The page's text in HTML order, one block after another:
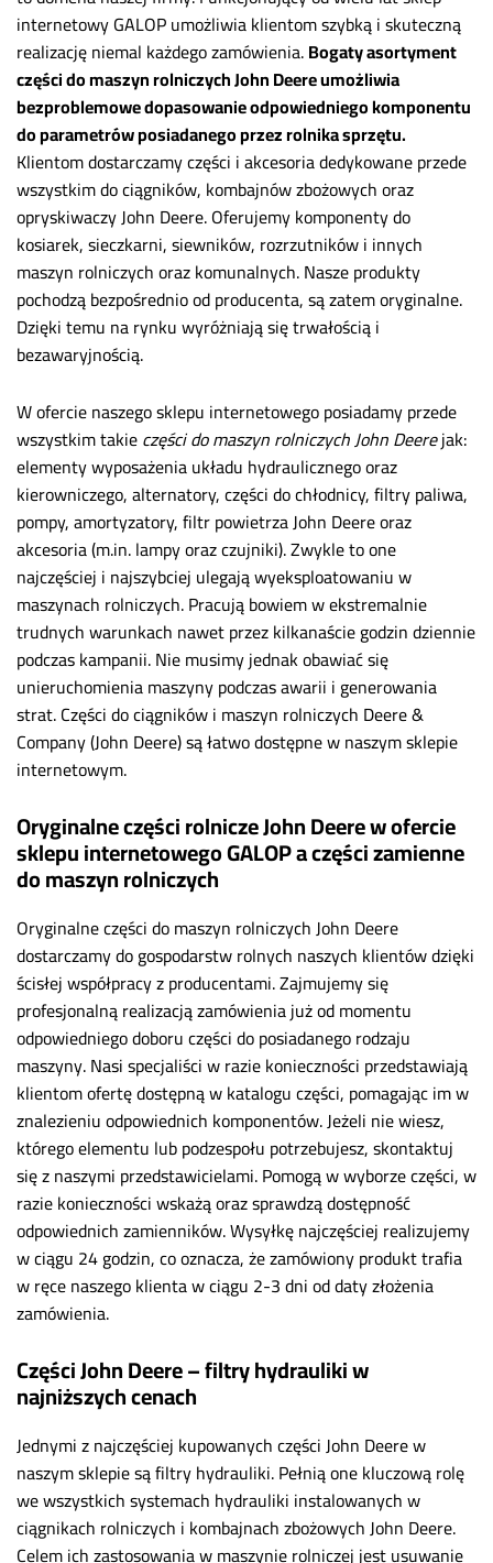
internetowy GALOP umożliwia klientom szybką i skuteczną
realizację niemal każdego zamówienia.Bogaty asortyment
części do maszyn rolniczych John Deere umożliwia
bezproblemowe dopasowanie odpowiedniego komponentu
do parametrów posiadanego przez rolnika sprzętu.
Klientom dostarczamy części i akcesoria dedykowane przede
wszystkim do ciągników, kombajnów zbożowych oraz
opryskiwaczy John Deere. Oferujemy komponenty do
kosiarek, sieczkarni, siewników, rozrzutników i innych
maszyn rolniczych oraz komunalnych. Nasze produkty
pochodzą bezpośrednio od producenta, są zatem oryginalne.
Dzięki temu na rynku wyróżniają się trwałością i
bezawaryjnością.
W ofercie naszego sklepu internetowego posiadamy przede
wszystkim takieczęści do maszyn rolniczych John Deerejak:
elementy wyposażenia układu hydraulicznego oraz
kierowniczego, alternatory, części do chłodnicy, filtry paliwa,
pompy, amortyzatory, filtr powietrza John Deere oraz
akcesoria (m.in. lampy oraz czujniki). Zwykle to one
najczęściej i najszybciej ulegają wyeksploatowaniu w
maszynach rolniczych. Pracują bowiem w ekstremalnie
trudnych warunkach nawet przez kilkanaście godzin dziennie
podczas kampanii. Nie musimy jednak obawiać się
unieruchomienia maszyny podczas awarii i generowania
strat. Części do ciągników i maszyn rolniczych Deere &
Company (John Deere) są łatwo dostępne w naszym sklepie
internetowym.
Oryginalne części rolnicze John Deere w ofercie
sklepu internetowego GALOP a części zamienne
do maszyn rolniczych
Oryginalne części do maszyn rolniczych John Deere
dostarczamy do gospodarstw rolnych naszych klientów dzięki
ścisłej współpracy z producentami. Zajmujemy się
profesjonalną realizacją zamówienia już od momentu
odpowiedniego doboru części do posiadanego rodzaju
maszyny. Nasi specjaliści w razie konieczności przedstawiają
klientom ofertę dostępną w katalogu części, pomagając im w
znalezieniu odpowiednich komponentów. Jeżeli nie wiesz,
którego elementu lub podzespołu potrzebujesz, skontaktuj
się z naszymi przedstawicielami. Pomogą w wyborze części, w
razie konieczności wskażą oraz sprawdzą dostępność
odpowiednich zamienników. Wysyłkę najczęściej realizujemy
w ciągu 24 godzin, co oznacza, że zamówiony produkt trafia
w ręce naszego klienta w ciągu 2-3 dni od daty złożenia
zamówienia.
Części John Deere – filtry hydrauliki w
najniższych cenach
Jednymi z najczęściej kupowanych części John Deere w
naszym sklepie są filtry hydrauliki. Pełnią one kluczową rolę
we wszystkich systemach hydrauliki instalowanych w
ciągnikach rolniczych i kombajnach zbożowych John Deere.
Celem ich zastosowania w maszynie rolniczej jest usuwanie